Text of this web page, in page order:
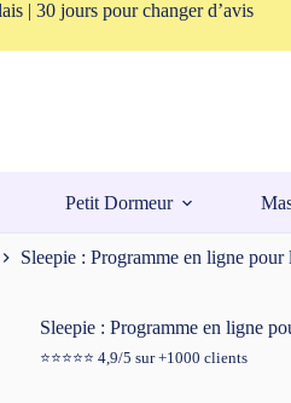
| 30 jours pour changer d’avis
Petit Dormeur
Sleepie : Programme en ligne
Sleepie : Programme en ligne
⭐️⭐️⭐️⭐️⭐️ 4,9/5 sur +1000 clients